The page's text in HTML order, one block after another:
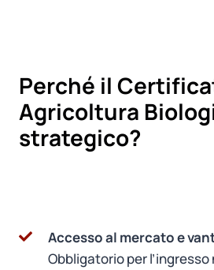
Perché il
Agricoltura
strategico?
Accesso al mercato e
Obbligatorio per